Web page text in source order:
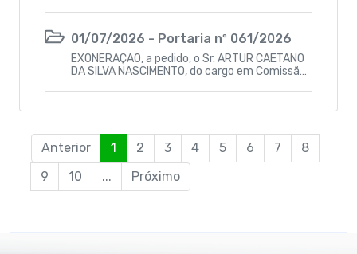
ipiranga-PB
01/07/2026 - Portaria nº 061/2026
EXONERAÇÃO, a pedido, o Sr. ARTUR CAETANO
DA SILVA NASCIMENTO, do cargo em Comissão
al de Transporte de Juripiranga-PB.
Anterior 1 2 3 4 5 6 7
8
9
10 ... Próximo